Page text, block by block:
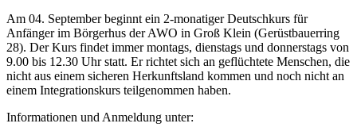
Am 04. September beginnt ein 2-monatiger Deutschkurs für
Anfänger im Börgerhus der AWO in Groß Klein (Gerüstbauerring
28). Der Kurs findet immer montags, dienstags und donnerstags von
9.00 bis 12.30 Uhr statt. Er richtet sich an geflüchtete Menschen, die
nicht aus einem sicheren Herkunftsland kommen und noch nicht an
einem Integrationskurs teilgenommen haben.
Informationen und Anmeldung unter: